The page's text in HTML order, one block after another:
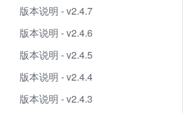
版本说明 - v2.4.7
版本说明 - v2.4.6
版本说明 - v2.4.5
版本说明 - v2.4.4
版本说明 - v2.4.3